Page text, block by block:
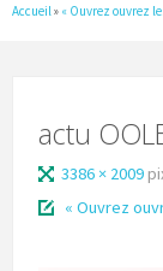
Accueil » « Ouvrez ouvrez
actu
3386 × 2009
« Ouvrez